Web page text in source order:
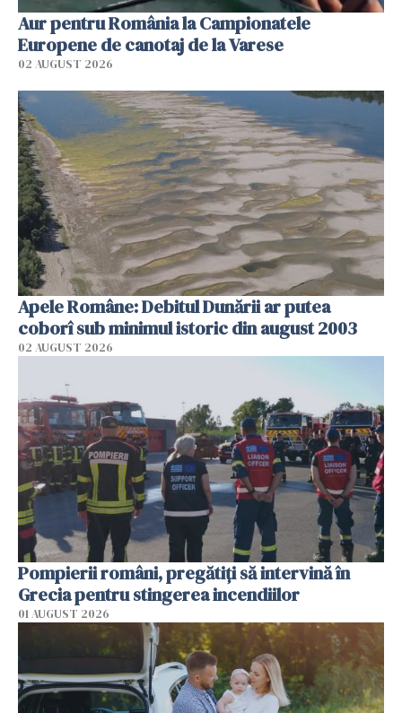
Aur pentru România la Campionatele
Europene de canotaj de la Varese
02 AUGUST 2026
Apele Române: Debitul Dunării ar putea
coborî sub minimul istoric din august 2003
02 AUGUST 2026
Pompierii români, pregătiţi să intervină în
Grecia pentru stingerea incendiilor
01 AUGUST 2026